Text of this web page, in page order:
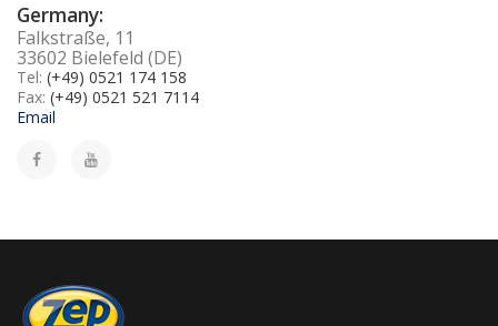
Germany:
Falkstraße, 11
33602 Bielefeld (DE)
Tel: (+49) 0521 174 158
Fax: (+49) 0521 521 7114
Email